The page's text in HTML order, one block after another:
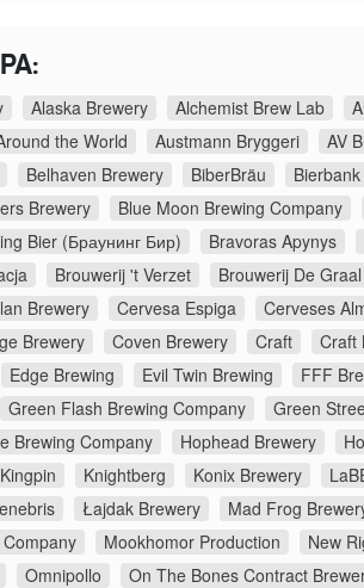
Alaska Brewery Alchemist Brew Lab
the World Austmann Bryggeri AV
Belhaven Brewery BiberBräu Bierbank
Brewery Blue Moon Brewing Company
Bier (Браунинг Бир) Bravoras Apynys
Brouwerij 't Verzet Brouwerij De Graal
Brewery Cervesa Espiga Cerveses
Brewery Coven Brewery Craft Craft
Edge Brewing Evil Twin Brewing FFF
Green Flash Brewing Company Green
Brewing Company Hophead Brewery
Kingpin Knightberg Konix Brewery
Łajdak Brewery Mad Frog
Mookhomor Production New
Omnipollo On The Bones Contract